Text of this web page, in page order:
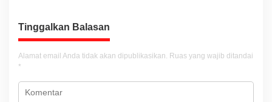
a
s
i
o
Tinggalkan Balasan
Alamat email Anda tidak akan dipublikasikan. Ruas yang wajib ditandai
*